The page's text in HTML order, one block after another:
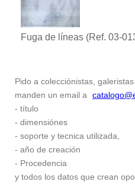
Fuga de líneas (Ref. 03-
Pido a colecciónistas,
manden un email a
- título
- dimensiónes
- soporte y tecnica utilizada,
- año de creación
- Procedencia
y todos los datos que crean